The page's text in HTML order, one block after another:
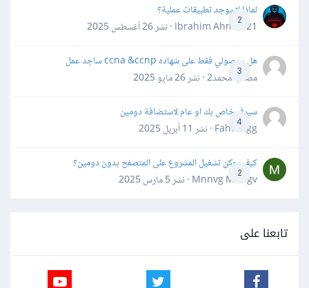
2
لماذا لا يوجد تطبيقات عملية؟
Ibrahim Ahmed21 · نشر
26 أغسطس 2025
3
هل بحصولي فقط على شهاده ccna &ccnp ساجد عمل
مصعب محمد2 · نشر
26 مايو 2025
4
سيرفر خاص بك او عام لاستضافة دومين
Fahd Ggg · نشر
11 أبريل 2025
2
كيف يمكن تشغيل المشروع على المتصفح بدون دومين؟
Mnnvg Mnbgv · نشر
5 مارس 2025
تابعنا على